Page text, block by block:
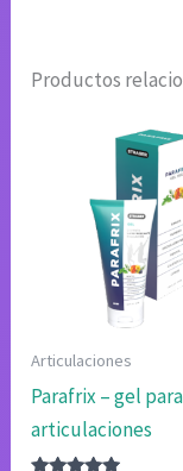
Productos
Articulaciones
Parafrix – gel
articulaciones